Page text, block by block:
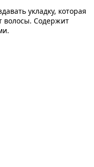
укладку, которая
волосы. Содержит